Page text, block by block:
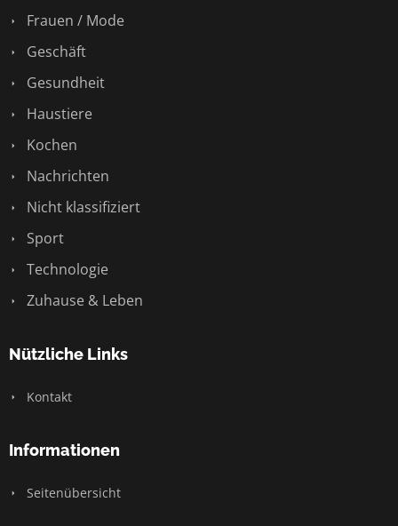
Frauen / Mode
Geschäft
Gesundheit
Haustiere
Kochen
Nachrichten
Nicht klassifiziert
Sport
Technologie
Zuhause & Leben
Nützliche Links
Kontakt
Informationen
Seitenübersicht